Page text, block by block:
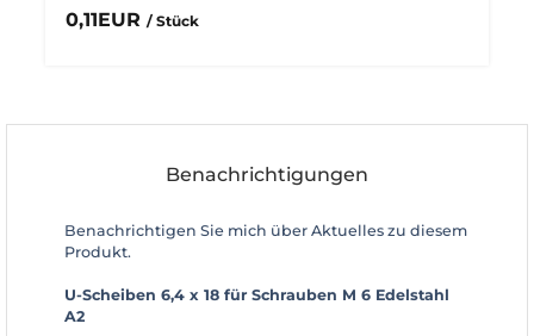
0,11EUR / Stück
Benachrichtigungen
Benachrichtigen Sie mich über Aktuelles zu diesem
Produkt.
U-Scheiben 6,4 x 18 für Schrauben M 6 Edelstahl
A2